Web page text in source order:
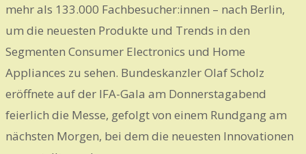
mehr als 133.000 Fachbesucher:innen – nach Berlin,
um die neuesten Produkte und Trends in den
Segmenten Consumer Electronics und Home
Appliances zu sehen. Bundeskanzler Olaf Scholz
eröffnete auf der IFA-Gala am Donnerstagabend
feierlich die Messe, gefolgt von einem Rundgang am
nächsten Morgen, bei dem die neuesten Innovationen